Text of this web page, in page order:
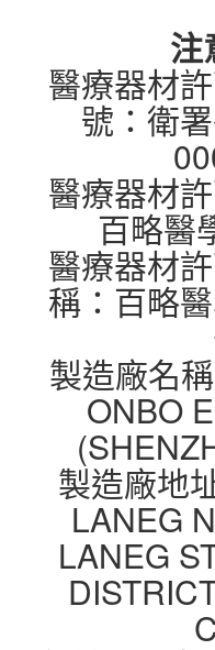
注
醫療器材
號：衛
醫療器材
百略醫
醫療器材
稱：百略
製造廠名
ONBO
製造廠地
LANEG
LANEG